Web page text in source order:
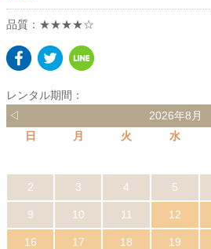
品質：★★★★☆
レンタル期間：
◁
2026年8月
日
月 火 水
2 3 4 5
9 10 11 12
16 17 18 19